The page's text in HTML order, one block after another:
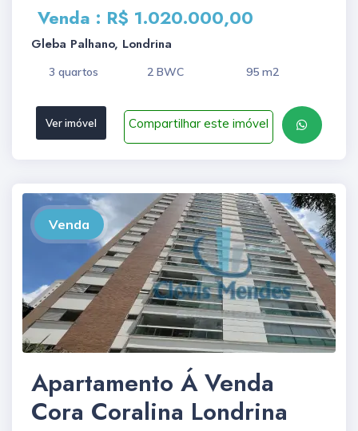
Venda : R$ 1.020.000,00
Gleba Palhano, Londrina
3 quartos 2 BWC 95 m2
Ver imóvel Compartilhar este imóvel
Venda
Apartamento Á Venda
Cora Coralina Londrina